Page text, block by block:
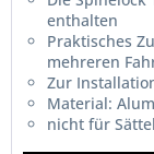
enthalten
Praktisches
mehreren
Zur
Material:
nicht für